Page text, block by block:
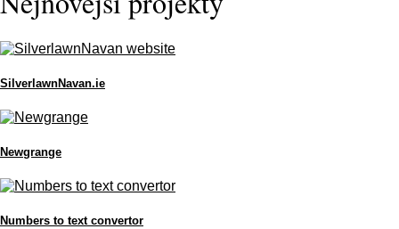
SilverlawnNavan.ie
Newgrange
Numbers to text convertor